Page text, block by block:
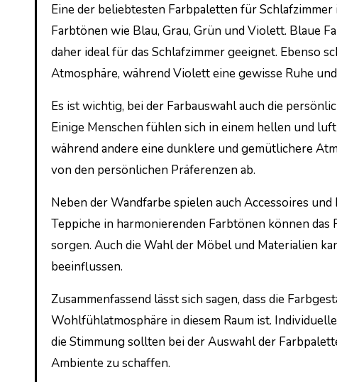
Eine der beliebtesten Farbpaletten für
Farbtönen wie Blau, Grau, Grün und Violett. Blaue
daher ideal für das Schlafzimmer geeignet. Ebenso
Atmosphäre, während Violett eine gewisse Ruhe
Es ist wichtig, bei der Farbauswahl auch die
Einige Menschen fühlen sich in einem hellen und
während andere eine dunklere und gemütlichere
von den persönlichen Präferenzen ab.
Neben der Wandfarbe spielen auch Accessoires
Teppiche in harmonierenden Farbtönen können
sorgen. Auch die Wahl der Möbel und Materialien
beeinflussen.
Zusammenfassend lässt sich sagen, dass die
Wohlfühlatmosphäre in diesem Raum ist.
die Stimmung sollten bei der Auswahl der
Ambiente zu schaffen.